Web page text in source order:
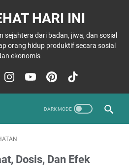
HARI INI
sejahtera dari badan, jiwa, dan sosial
orang hidup produktif secara sosial
ekonomis
Dosis, Dan Efek